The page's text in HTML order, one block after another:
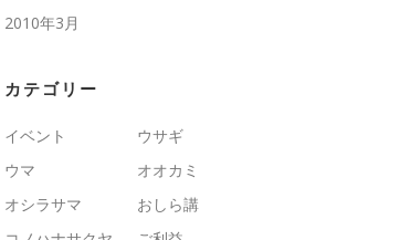
2010年3月
カテゴリー
イベント
ウサギ
ウマ
オオカミ
オシラサマ
おしら講